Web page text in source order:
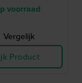
voorraad
Vergelijk
Product